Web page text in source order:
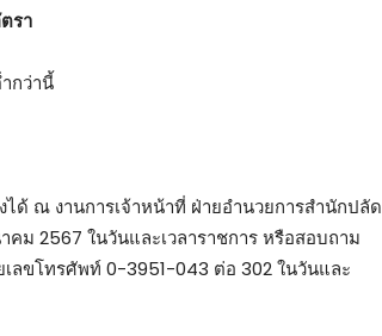
รา
กว่านี้
ด้ ณ งานการเจ้าหน้าที่ ฝ่ายอำนวยการสำนักปลัด
ม 2567 ในวันและเวลาราชการ หรือสอบถาม
ลขโทรศัพท์ 0-3951-043 ต่อ 302 ในวันและ